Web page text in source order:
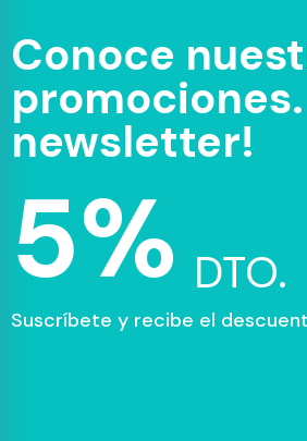
Conoce
newsletter!
5% DTO.
Suscríbete y recibe el